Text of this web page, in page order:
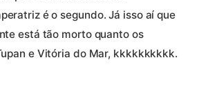
é o segundo. Já isso aí que
está tão morto quanto os
e Vitória do Mar, kkkkkkkkkk.